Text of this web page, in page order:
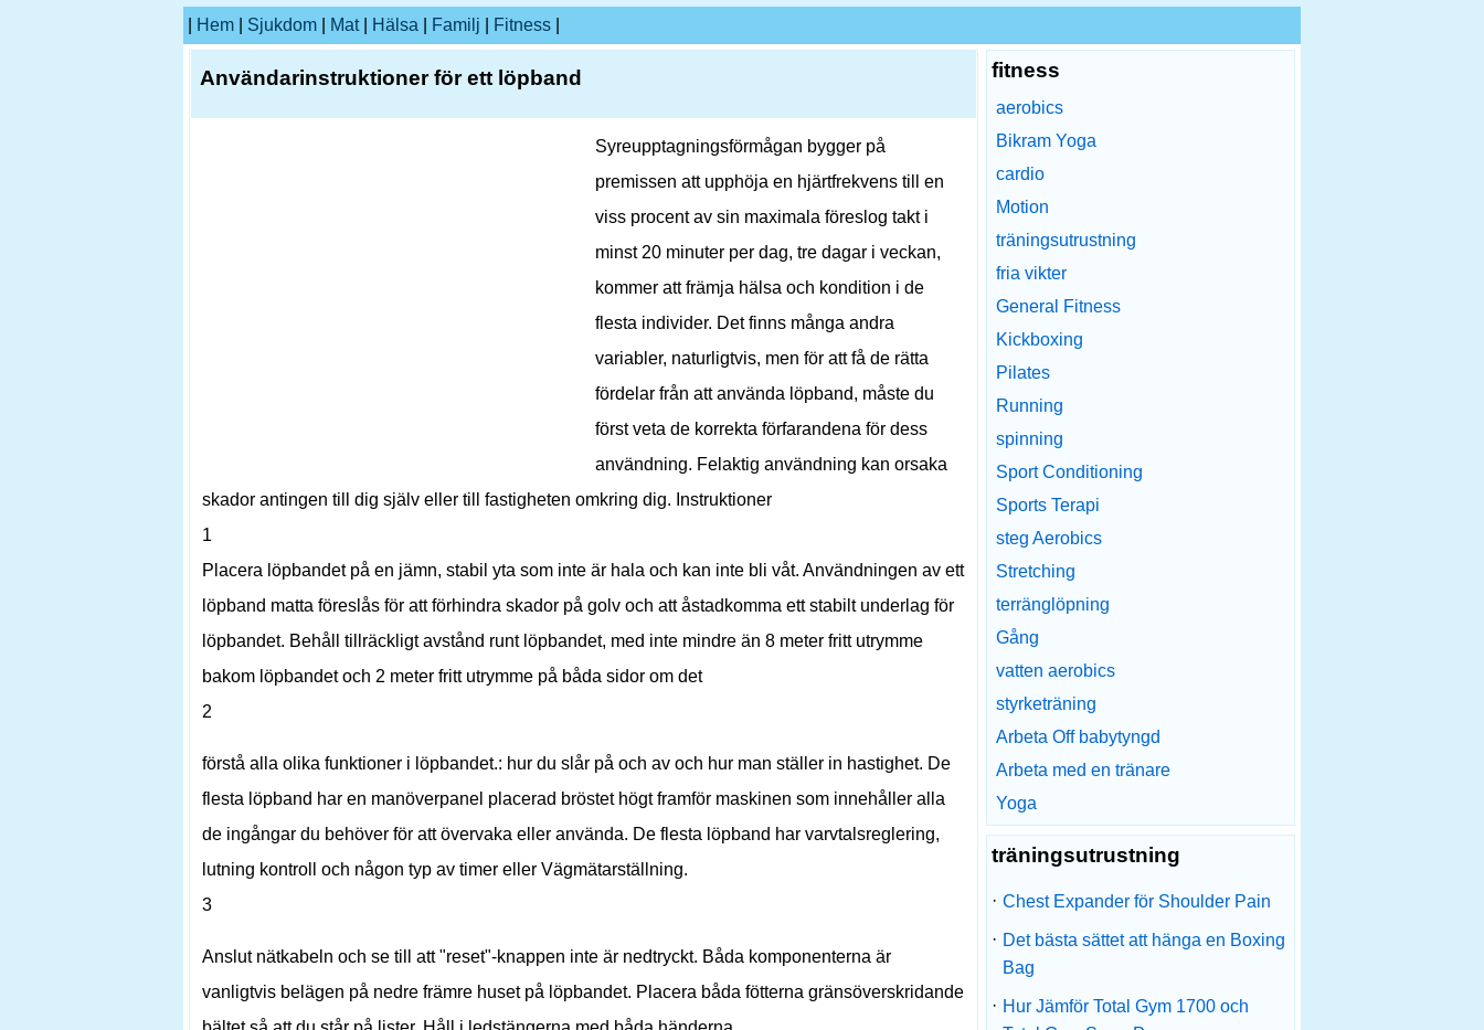
Hem Sjukdom Mat| Hälsa Familj Fitness
Användarinstruktioner för ett löpband
Syreupptagningsförmågan bygger på
premissen att upphöja en hjärtfrekvens till en
viss procent av sin maximala föreslog takt i
minst 20 minuter per dag, tre dagar i veckan,
kommer att främja hälsa och kondition i de
flesta individer. Det finns många andra
variabler, naturligtvis, men för att få de rätta
fördelar från att använda löpband, måste du
först veta de korrekta förfarandena för dess
användning. Felaktig användning kan orsaka
skador antingen till dig själv eller till fastigheten omkring dig. Instruktioner
1
Placera löpbandet på en jämn, stabil yta som inte är hala och kan inte bli våt. Användningen av ett
löpband matta föreslås för att förhindra skador på golv och att åstadkomma ett stabilt underlag för
löpbandet. Behåll tillräckligt avstånd runt löpbandet, med inte mindre än 8 meter fritt utrymme
bakom löpbandet och 2 meter fritt utrymme på båda sidor om det
2
förstå alla olika funktioner i löpbandet.: hur du slår på och av och hur man ställer in hastighet. De
flesta löpband har en manöverpanel placerad bröstet högt framför maskinen som innehåller alla
de ingångar du behöver för att övervaka eller använda. De flesta löpband har varvtalsreglering,
lutning kontroll och någon typ av timer eller Vägmätarställning.
3
Anslut nätkabeln och se till att "reset"-knappen inte är nedtryckt. Båda komponenterna är
vanligtvis belägen på nedre främre huset på löpbandet. Placera båda fötterna gränsöverskridande
fitness
aerobics
Bikram Yoga
cardio
Motion
träningsutrustning
fria vikter
General Fitness
Kickboxing
Pilates
Running
spinning
Sport Conditioning
Sports Terapi
steg Aerobics
Stretching
terränglöpning
Gång
vatten aerobics
styrketräning
Arbeta Off babytyngd
Arbeta med en tränare
Yoga
träningsutrustning
· Chest Expander för Shoulder Pain
· Det bästa sättet att hänga en Boxing
Bag
· Hur Jämför Total Gym 1700 och